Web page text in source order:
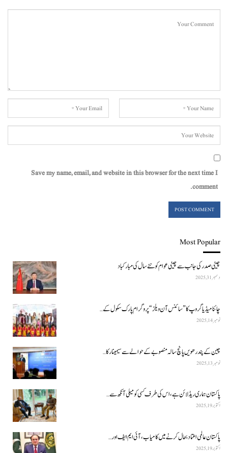
Save my name, email, and website in this browser for the next time I
comment.
Most Popular
چینی صدر کی جانب سے چینی عوام کو نئے سال کی مبارکباد
دسمبر 31, 2025
چائنا میڈیا گروپ کا ”سائنس آن ویلز“ پروگرام پارک سکول کے…
نومبر 14, 2025
چین کے پندرھویں پانچ سالہ منصوبے کے حوالے سے سیمینار کا…
نومبر 13, 2025
پاکستان ہماری ریڈ لائن ہے، اس کی طرف کسی کو میلی آنکھ سے…
اکتوبر 19, 2025
پاکستان عالمی اعتماد بحال کرنے میں کامیاب، آئی ایم ایف اور…
اکتوبر 19, 2025